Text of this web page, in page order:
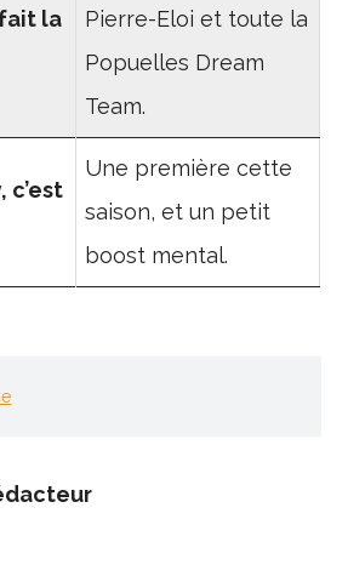
la
Pierre-Eloi et toute la
Popuelles Dream
Team.
c’est
Une première cette
saison, et un petit
boost mental.